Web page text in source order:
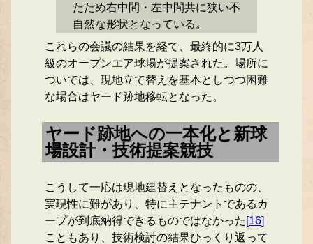
たため右中間・左中間共に狭い不
自然な形状となっている。
これらの会議の結果を経て、最終的に3万人
級のオープンエア球場が提案された。場所に
ついては、現地立て替えを基本としつつ困難
な場合はヤード跡地移転となった。
ヤード跡地への一本化と新球
場設計・技術提案競技
こうして一応は現地建替えとなったものの、
実現性に難があり、特に主テナントであるカ
ープが到底納得できるものではなかった [16]
こともあり、技術検討の結果ひっくり返って